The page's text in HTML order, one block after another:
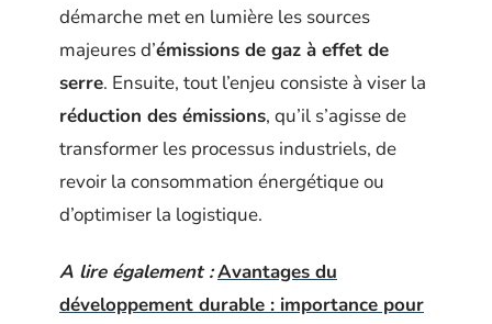
démarche met en lumière les sources
majeures d’émissions de gaz à effet de
serre. Ensuite, tout l’enjeu consiste à viser la
réduction des émissions, qu’il s’agisse de
transformer les processus industriels, de
revoir la consommation énergétique ou
d’optimiser la logistique.
A lire également :Avantages du
développement durable : importance pour